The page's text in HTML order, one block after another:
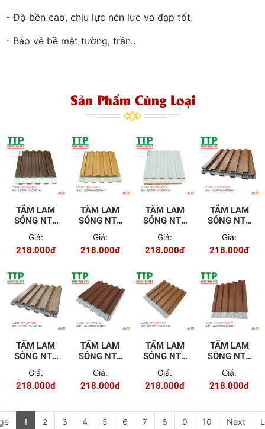
- Độ bền cao, chịu lực nén lực va đạp tốt.
- Bảo vệ bề mặt tường, trần..
Sản Phẩm Cùng Loại
TẤM LAM
SÓNG NTA
Giá:
218.000đ
TẤM LAM
SÓNG NTA
Giá:
218.000đ
TẤM LAM
SÓNG NTA
S89072
Giá:
218.000đ
TẤM LAM
SÓNG NTA
Giá:
218.000đ
TẤM LAM
SÓNG NTA
5SN-8845
Giá:
218.000đ
TẤM LAM
SÓNG NTA
5SN-60160
Giá:
218.000đ
TẤM LAM
SÓNG NTA
5SN-9196
Giá:
218.000đ
TẤM LAM
SÓNG NTA
5SN-9688-
27
Giá:
218.000đ
1 2 3 4 5 6 7 8 9 10 Next